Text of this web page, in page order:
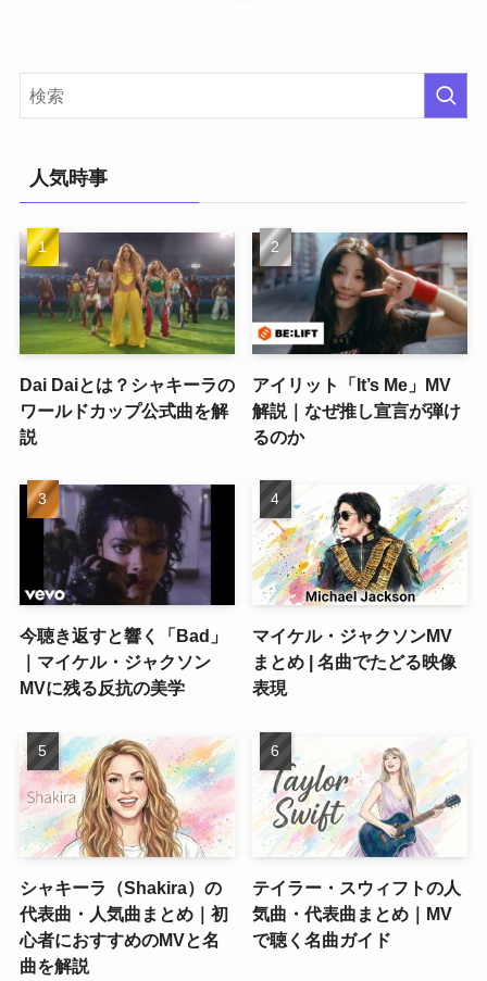
人気時事
Dai Daiとは？シャキーラの
ワールドカップ公式曲を解
説
アイリット「It’s Me」MV
解説｜なぜ推し宣言が弾け
るのか
今聴き返すと響く「Bad」
｜マイケル・ジャクソン
MVに残る反抗の美学
マイケル・ジャクソンMV
まとめ | 名曲でたどる映像
表現
シャキーラ（Shakira）の
代表曲・人気曲まとめ｜初
心者におすすめのMVと名
曲を解説
テイラー・スウィフトの人
気曲・代表曲まとめ｜MV
で聴く名曲ガイド